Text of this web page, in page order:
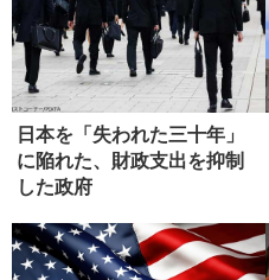
日本を「失われた三十年」
に陥れた、財政支出を抑制
した政府